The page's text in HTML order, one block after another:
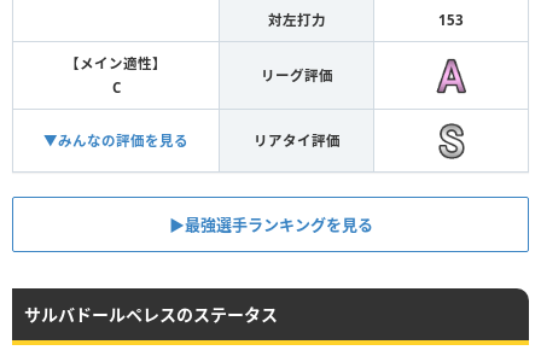
対左打力 153
【メイン適性】
C
リーグ評価
▼みんなの評価を見る リアタイ評価
▶︎最強選手ランキングを見る
サルバドールペレスのステータス